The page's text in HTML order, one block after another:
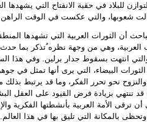
للبلاد في حقبة الانفتاح التي يشهدها
شعوبها، والتي عكست في الوقت الراهن
أن الثورات العربية التي تشهدها
العربية، وهي من وجهة نظره ُتذكر بما حدث
والتي انتهت بسقوط جدار برلين. وفي
الثورات البيضاء، التي يرى أنها تمثل في
والنزوح نحو تحرر الفكر، وما قد يرتبط
قد تنتهي بزيادة فرض القيود على العقل
أن ترقى الأمة العربية بأنشطتها الفكرية
بالمكانة التي تليق بها في هذا العالم.